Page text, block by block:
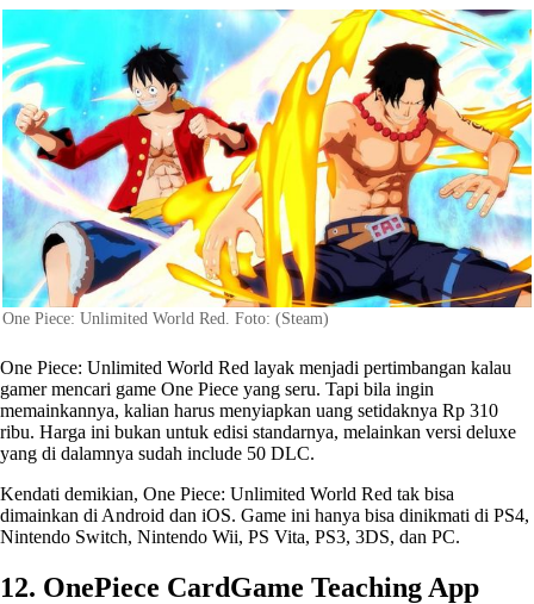
One Piece: Unlimited World Red. Foto: (Steam)
One Piece: Unlimited World Red layak menjadi pertimbangan kalau
gamer mencari game One Piece yang seru. Tapi bila ingin
memainkannya, kalian harus menyiapkan uang setidaknya Rp 310
ribu. Harga ini bukan untuk edisi standarnya, melainkan versi deluxe
yang di dalamnya sudah include 50 DLC.
Kendati demikian, One Piece: Unlimited World Red tak bisa
dimainkan di Android dan iOS. Game ini hanya bisa dinikmati di PS4,
Nintendo Switch, Nintendo Wii, PS Vita, PS3, 3DS, dan PC.
12. OnePiece CardGame Teaching App